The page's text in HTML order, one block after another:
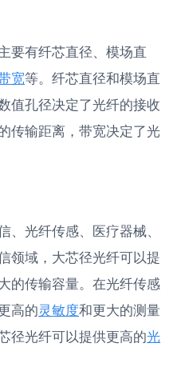
要有纤芯直径、模场直
宽等。纤芯直径和模场直
值孔径决定了光纤的接收
传输距离，带宽决定了光
、光纤传感、医疗器械、
领域，大芯径光纤可以提
的传输容量。在光纤传感
高的灵敏度和更大的测量
径光纤可以提供更高的光